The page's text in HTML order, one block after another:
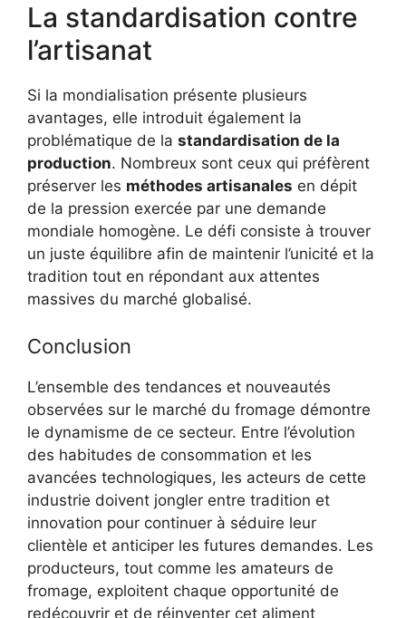
La standardisation contre
l’artisanat
Si la mondialisation présente plusieurs
avantages, elle introduit également la
problématique de la standardisation de la
production. Nombreux sont ceux qui préfèrent
préserver les méthodes artisanales en dépit
de la pression exercée par une demande
mondiale homogène. Le défi consiste à trouver
un juste équilibre afin de maintenir l’unicité et la
tradition tout en répondant aux attentes
massives du marché globalisé.
Conclusion
L’ensemble des tendances et nouveautés
observées sur le marché du fromage démontre
le dynamisme de ce secteur. Entre l’évolution
des habitudes de consommation et les
avancées technologiques, les acteurs de cette
industrie doivent jongler entre tradition et
innovation pour continuer à séduire leur
clientèle et anticiper les futures demandes. Les
producteurs, tout comme les amateurs de
fromage, exploitent chaque opportunité de
redécouvrir et de réinventer cet aliment